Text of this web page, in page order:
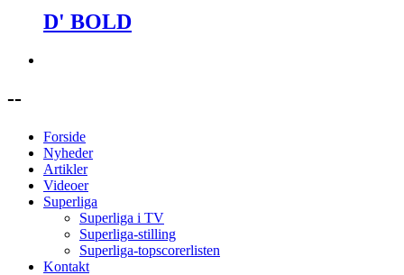
D' BOLD
--
Forside
Nyheder
Artikler
Videoer
Superliga
Superliga i TV
Superliga-stilling
Superliga-topscorerlisten
Kontakt